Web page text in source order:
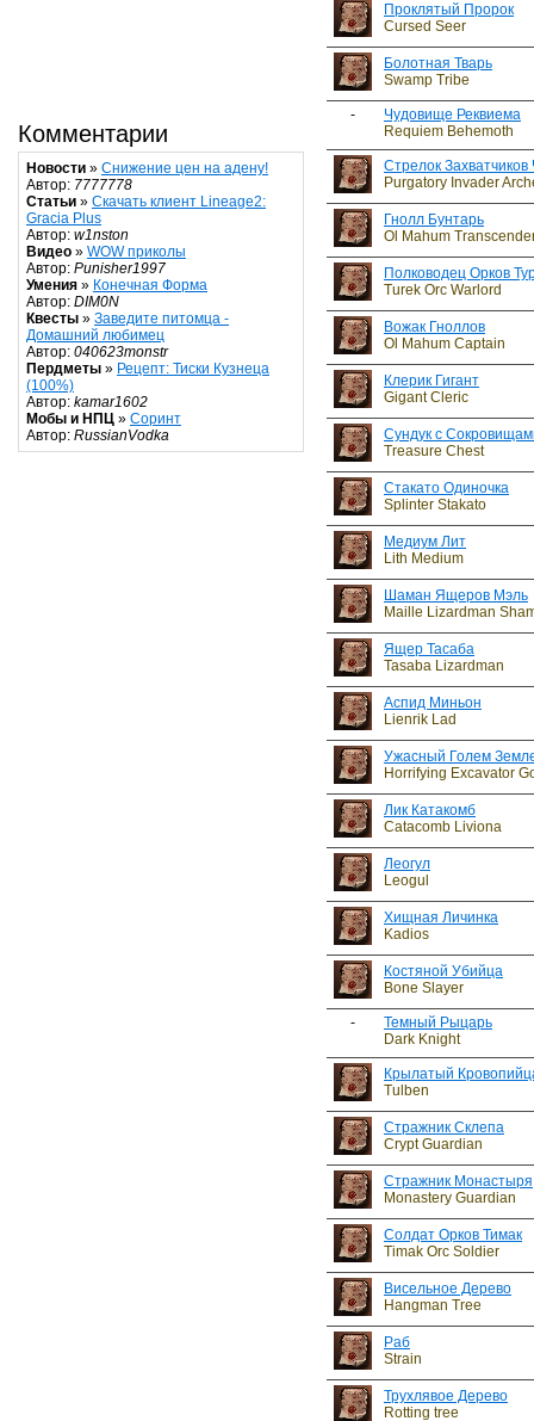
Комментарии
Новости » Снижение цен на адену!
Автор: 7777778
Статьи » Скачать клиент Lineage2:
Gracia Plus
Автор: w1nston
Видео » WOW приколы
Автор: Punisher1997
Умения » Конечная Форма
Автор: DIM0N
Квесты » Заведите питомца -
Домашний любимец
Автор: 040623monstr
Пердметы » Рецепт: Тиски Кузнеца
(100%)
Автор: kamar1602
Мобы и НПЦ » Соринт
Автор: RussianVodka
Проклятый Пророк
Cursed Seer
Болотная Тварь
Swamp Tribe
-
Чудовище Реквиема
Requiem Behemoth
Стрелок
Purgatory Invader
Гнолл Бунтарь
Ol Mahum
Полководец Орков
Turek Orc Warlord
Вожак Гноллов
Ol Mahum Captain
Клерик Гигант
Gigant Cleric
Сундук с
Treasure Chest
Стакато Одиночка
Splinter Stakato
Медиум Лит
Lith Medium
Шаман Ящеров Мэль
Maille Lizardman
Ящер Тасаба
Tasaba Lizardman
Аспид Миньон
Lienrik Lad
Ужасный Голем
Horrifying Excavator
Лик Катакомб
Catacomb Liviona
Леогул
Leogul
Хищная Личинка
Kadios
Костяной Убийца
Bone Slayer
-
Темный Рыцарь
Dark Knight
Крылатый
Tulben
Стражник Склепа
Crypt Guardian
Стражник Монастыря
Monastery Guardian
Солдат Орков Тимак
Timak Orc Soldier
Висельное Дерево
Hangman Tree
Раб
Strain
Трухлявое Дерево
Rotting tree